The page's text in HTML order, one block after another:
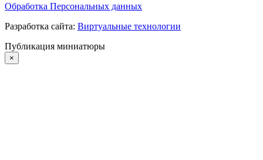
Обработка Персональных данных
Разработка сайта: Виртуальные технологии
Публикация миниатюры
×